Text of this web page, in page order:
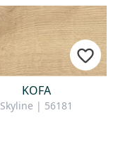
KOFA
Skyline | 56181